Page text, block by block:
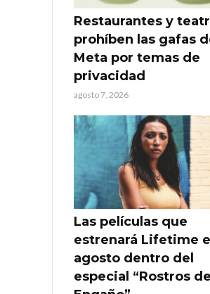
Restaurantes y
prohíben las gafas
Meta por temas de
privacidad
agosto 7, 2026
Las películas que
estrenará Lifetime
agosto dentro del
especial “Rostros del